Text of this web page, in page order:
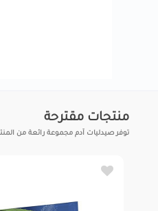
منتجات مقترحة
توفر صيدليات آدم مجموعة رائعة من